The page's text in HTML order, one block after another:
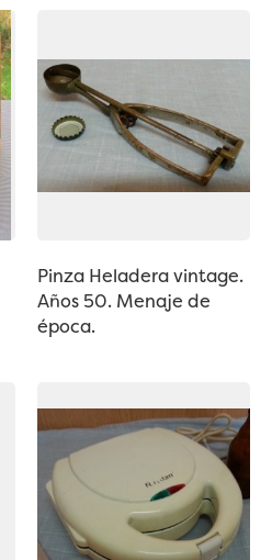
Pinza Heladera vintage.
Años 50. Menaje de
época.